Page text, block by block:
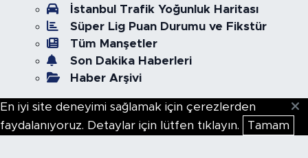
İstanbul Trafik Yoğunluk Haritası
Süper Lig Puan Durumu ve Fikstür
Tüm Manşetler
Son Dakika Haberleri
Haber Arşivi
En iyi site deneyimi sağlamak için çerezlerden
faydalanıyoruz. Detaylar için lütfen tıklayın.
Tamam